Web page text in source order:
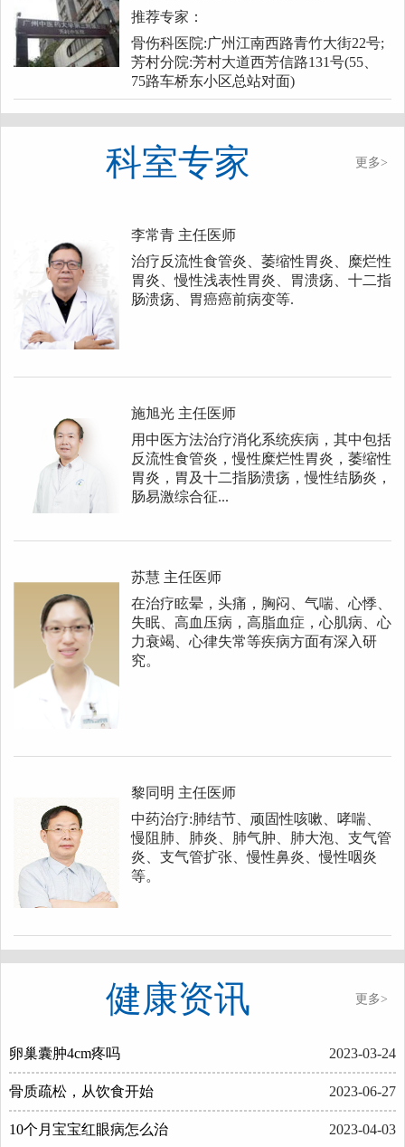
推荐专家：
骨伤科医院:广州江南西路青竹大街22号;
芳村分院:芳村大道西芳信路131号(55、
75路车桥东小区总站对面)
科室专家 更多>
李常青 主任医师
治疗反流性食管炎、萎缩性胃炎、糜烂性
胃炎、慢性浅表性胃炎、胃溃疡、十二指
肠溃疡、胃癌癌前病变等.
施旭光 主任医师
用中医方法治疗消化系统疾病，其中包括
反流性食管炎，慢性糜烂性胃炎，萎缩性
胃炎，胃及十二指肠溃疡，慢性结肠炎，
肠易激综合征...
苏慧 主任医师
在治疗眩晕，头痛，胸闷、气喘、心悸、
失眠、高血压病，高脂血症，心肌病、心
力衰竭、心律失常等疾病方面有深入研
究。
黎同明 主任医师
中药治疗:肺结节、顽固性咳嗽、哮喘、
慢阻肺、肺炎、肺气肿、肺大泡、支气管
炎、支气管扩张、慢性鼻炎、慢性咽炎
等。
健康资讯 更多>
卵巢囊肿4cm疼吗 2023-03-24
骨质疏松，从饮食开始 2023-06-27
10个月宝宝红眼病怎么治 2023-04-03